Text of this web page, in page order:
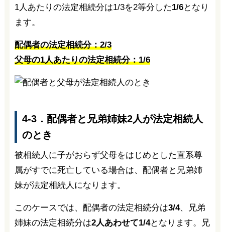
1人あたりの法定相続分は1/3を2等分した1/6となり
ます。
配偶者の法定相続分：2/3
父母の1人あたりの法定相続分：1/6
4-3．配偶者と兄弟姉妹2人が法定相続人
のとき
被相続人に子がおらず父母をはじめとした直系尊
属がすでに死亡している場合は、配偶者と兄弟姉
妹が法定相続人になります。
このケースでは、配偶者の法定相続分は3/4、兄弟
姉妹の法定相続分は2人あわせて1/4となります。兄